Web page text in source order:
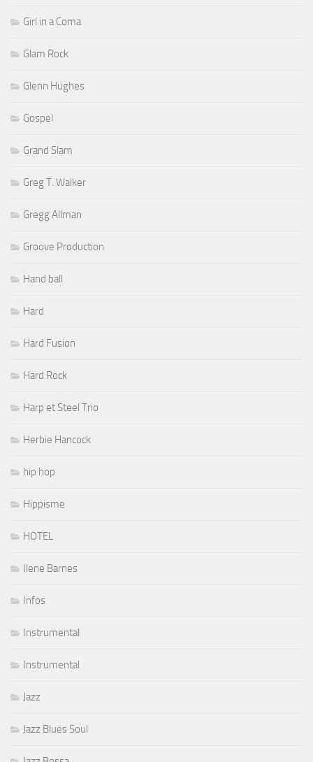
Girl in a Coma
Glam Rock
Glenn Hughes
Gospel
Grand Slam
Greg T. Walker
Gregg Allman
Groove Production
Hand ball
Hard
Hard Fusion
Hard Rock
Harp et Steel Trio
Herbie Hancock
hip hop
Hippisme
HOTEL
Ilene Barnes
Infos
Instrumental
Instrumental
Jazz
Jazz Blues Soul